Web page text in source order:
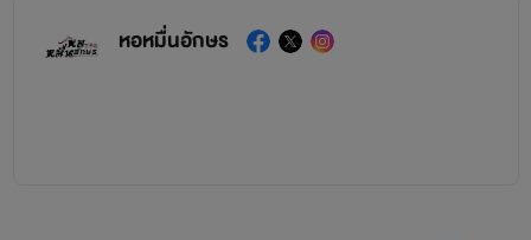
หอหมื่นอักษร